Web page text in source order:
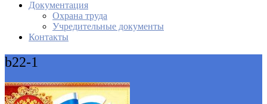
Документация
Охрана труда
Учредительные документы
Контакты
b22-1